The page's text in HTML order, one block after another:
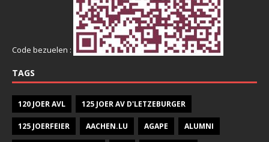
Code bezuelen :
TAGS
120 JOER AVL 125 JOER AV D'LETZEBURGER
125 JOERFEIER AACHEN.LU AGAPE ALUMNI